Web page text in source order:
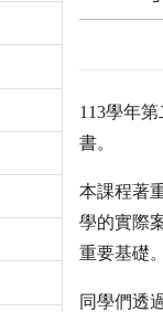
113學年
書。
本課程著
學的實際
重要基礎。
同學們透